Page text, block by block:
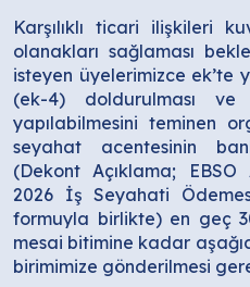
Karşılıklı ticari ilişkileri
olanakları sağlaması
isteyen üyelerimizce ek’te
(ek-4) doldurulması ve
yapılabilmesini teminen
seyahat acentesinin
(Dekont Açıklama;
2026 İş Seyahati
formuyla birlikte) en geç
mesai bitimine kadar
birimimize gönderilmesi